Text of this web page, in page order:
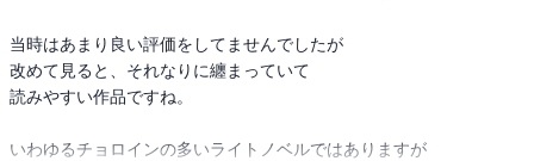
当時はあまり良い評価をしてませんでしたが
改めて見ると、それなりに纏まっていて
読みやすい作品ですね。
いわゆるチョロインの多いライトノベルではありますが